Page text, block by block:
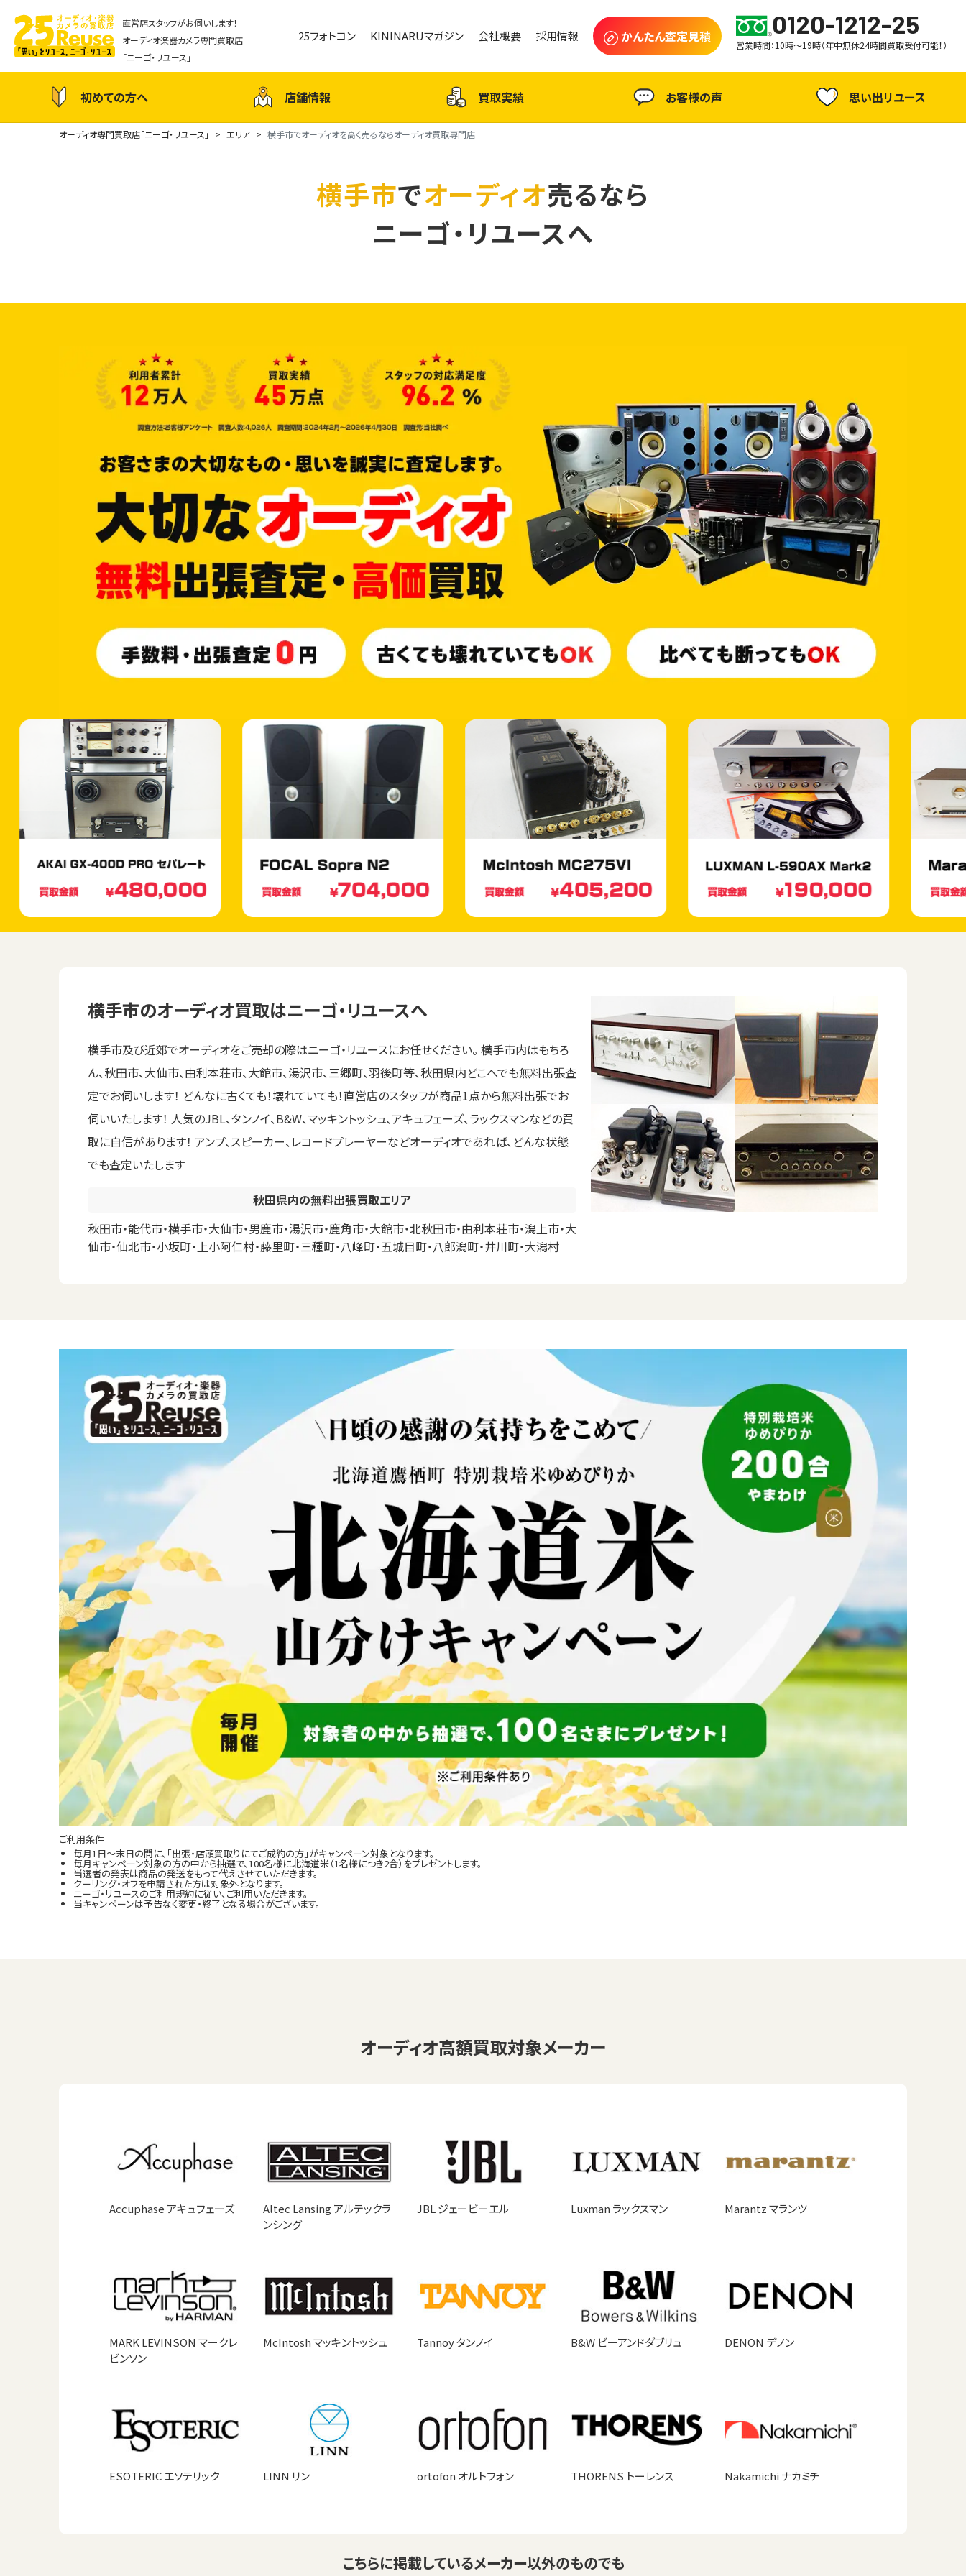
直営店スタッフがお伺いします！
オーディオ楽器カメラ専門買取店
「ニーゴ・リユース」
25フォトコン KININARUマガジン 会社概要 採用情報 かんたん査定見積 0120-1212-25
営業時間：10時～19時（年中無休24時間買取受付可能！）
初めての方へ 店舗情報 買取実績 お客様の声 思い出リユース
オーディオ専門買取店「ニーゴ・リユース」 エリア 横手市でオーディオを高く売るならオーディオ買取専門店
横手市でオーディオ売るなら
ニーゴ・リユースへ
横手市のオーディオ買取はニーゴ・リユースへ
横手市及び近郊でオーディオをご売却の際はニーゴ・リユースにお任せください。 横手市内はもちろ
ん、秋田市、大仙市、由利本荘市、大館市、湯沢市、三郷町、羽後町等、秋田県内どこへでも無料出張査
定でお伺いします！ どんなに古くても！壊れていても！直営店のスタッフが商品1点から無料出張でお
伺いいたします！ 人気のJBL、タンノイ、B&W、マッキントッシュ、アキュフェーズ、ラックスマンなどの買
取に自信があります！ アンプ、スピーカー、レコードプレーヤーなどオーディオであれば、どんな状態
でも査定いたします
秋田県内の無料出張買取エリア
秋田市・能代市・横手市・大仙市・男鹿市・湯沢市・鹿角市・大館市・北秋田市・由利本荘市・潟上市・大
仙市・仙北市・小坂町・上小阿仁村・藤里町・三種町・八峰町・五城目町・八郎潟町・井川町・大潟村
ご利用条件
毎月1日～末日の間に、「出張・店頭買取りにてご成約の方」がキャンペーン対象となります。
毎月キャンペーン対象の方の中から抽選で、100名様に北海道米（1名様につき2合）をプレゼントします。
当選者の発表は商品の発送をもって代えさせていただきます。
クーリング・オフを申請された方は対象外となります。
ニーゴ・リユースのご利用規約に従い、ご利用いただきます。
当キャンペーンは予告なく変更・終了となる場合がございます。
オーディオ高額買取対象メーカー
Accuphase アキュフェーズ
Altec Lansing アルテックラ
ンシング
JBL ジェービーエル Luxman ラックスマン Marantz マランツ
MARK LEVINSON マークレ
ビンソン
McIntosh マッキントッシュ Tannoy タンノイ B&W ビーアンドダブリュ DENON デノン
ESOTERIC エソテリック LINN リン ortofon オルトフォン THORENS トーレンス Nakamichi ナカミチ
こちらに掲載しているメーカー以外のものでも